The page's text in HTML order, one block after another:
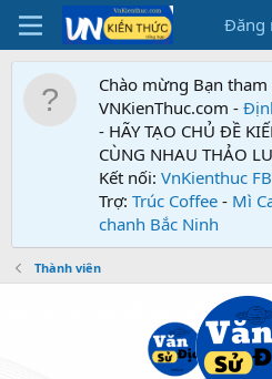
Đăng
Chào mừng Bạn
VNKienThuc.com -
- HÃY TẠO CHỦ ĐỀ
CÙNG NHAU THẢO
Kết nối: VnKienthuc FB
Trợ: Trúc Coffee - Mì
chanh Bắc Ninh
Thành viên